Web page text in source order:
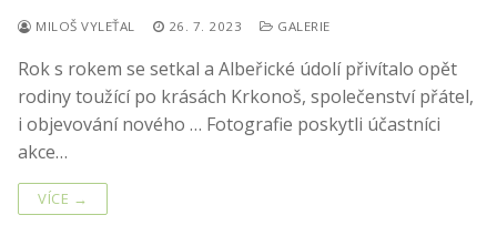
MILOŠ VYLEŤAL 26. 7. 2023 GALERIE
Rok s rokem se setkal a Albeřické údolí přivítalo opět
rodiny toužící po krásách Krkonoš, společenství přátel,
i objevování nového … Fotografie poskytli účastníci
akce…
VÍCE →